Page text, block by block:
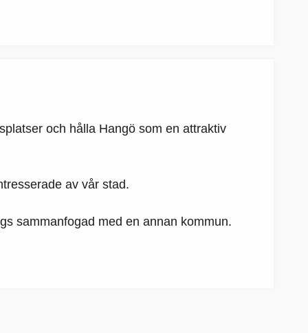
och hålla Hangö som en attraktiv
av vår stad.
sammanfogad med en annan kommun.